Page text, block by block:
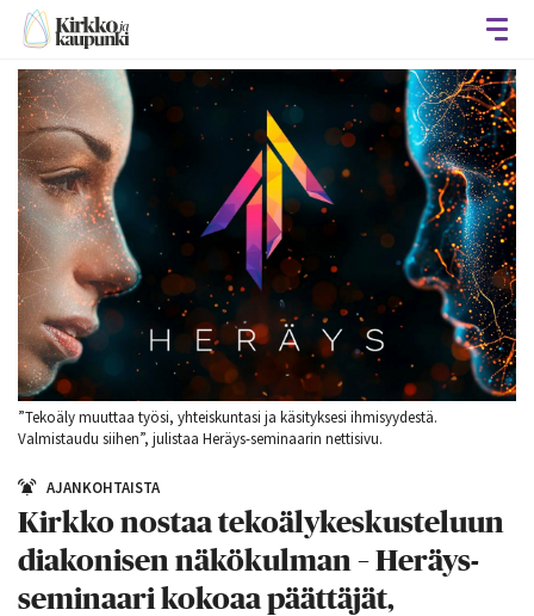
”Tekoäly muuttaa työsi, yhteiskuntasi ja käsityksesi ihmisyydestä.
Valmistaudu siihen”, julistaa Heräys-seminaarin nettisivu.
AJANKOHTAISTA
Kirkko nostaa tekoälykeskusteluun
diakonisen näkökulman – Heräys-
seminaari kokoaa päättäjät,